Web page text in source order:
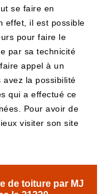
se faire en
effet, il est possible
pour faire le
par sa technicité
appel à un
avez la possibilité
qui a effectué ce
Pour avoir de
visiter son site
de toiture par MJ